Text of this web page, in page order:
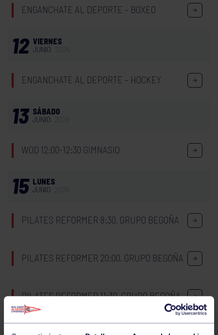
ENGANCHATE AL DEPORTE – BOXEO
12 VIERNES
JUNIO
ENGANCHATE AL DEPORTE – HOCKEY
13 SÁBADO
JUNIO
WOD 12:00-12:30 GIMNASIO
15 LUNES
JUNIO
PILATES REFORMER 8:30. GRUPO BEGOÑA
PILATES REFORMER 20:00. GRUPO BEGOÑA
PILATES REFORMER 11:30. GRUPO BEGOÑA